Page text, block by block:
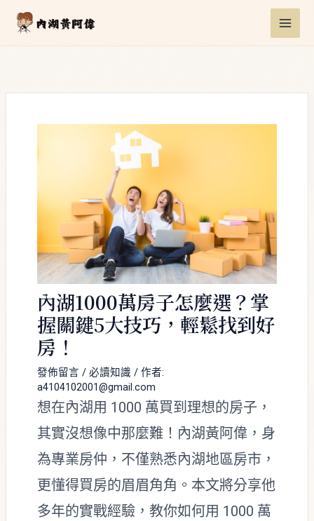
內湖1000萬房子怎麼選？掌
握關鍵5大技巧，輕鬆找到好
房！
發佈留言 / 必讀知識 / 作者:
a4104102001@gmail.com
想在內湖用 1000 萬買到理想的房子，
其實沒想像中那麼難！內湖黃阿偉，身
為專業房仲，不僅熟悉內湖地區房市，
更懂得買房的眉眉角角。本文將分享他
多年的實戰經驗，教你如何用 1000 萬
navigation